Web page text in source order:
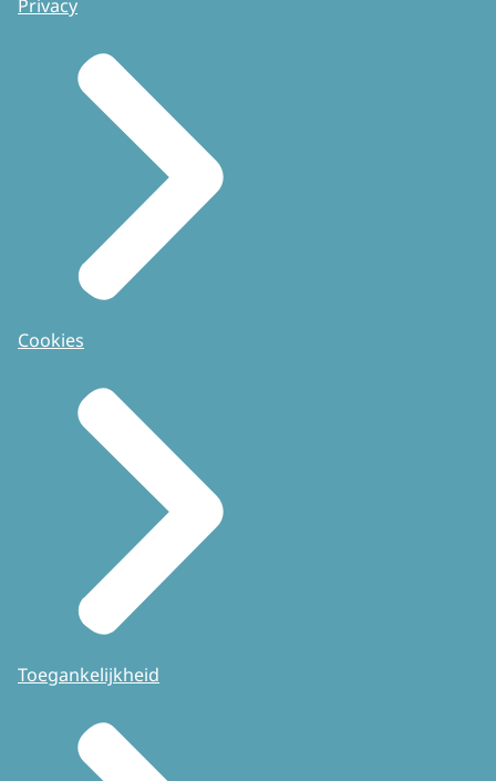
Privacy
Cookies
Toegankelijkheid